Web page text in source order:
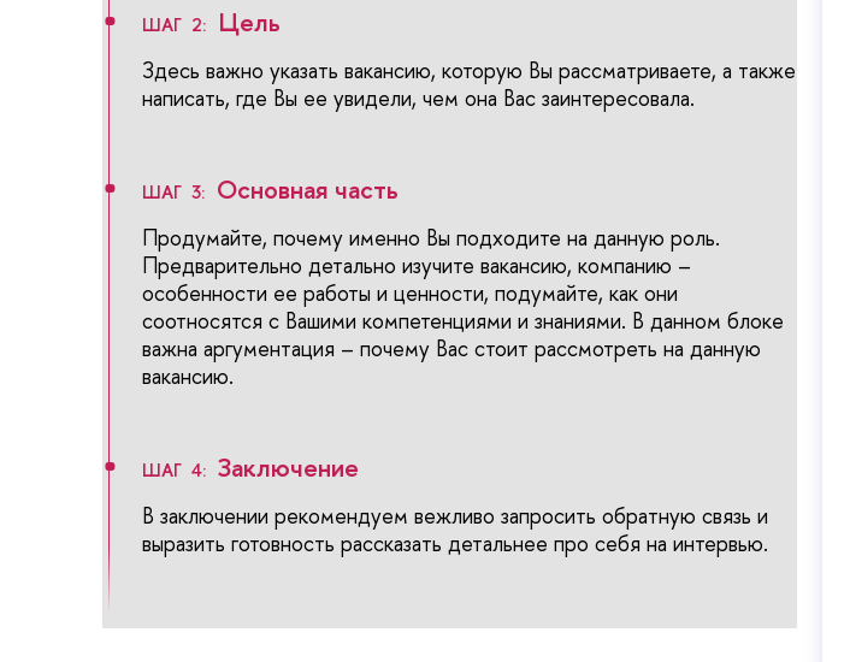
ШАГ 2: Цель
Здесь важно указать вакансию, которую Вы рассматриваете, а также
написать, где Вы ее увидели, чем она Вас заинтересовала.
ШАГ 3: Основная часть
Продумайте, почему именно Вы подходите на данную роль.
Предварительно детально изучите вакансию, компанию –
особенности ее работы и ценности, подумайте, как они
соотносятся с Вашими компетенциями и знаниями. В данном блоке
важна аргументация – почему Вас стоит рассмотреть на данную
вакансию.
ШАГ 4: Заключение
В заключении рекомендуем вежливо запросить обратную связь и
выразить готовность рассказать детальнее про себя на интервью.